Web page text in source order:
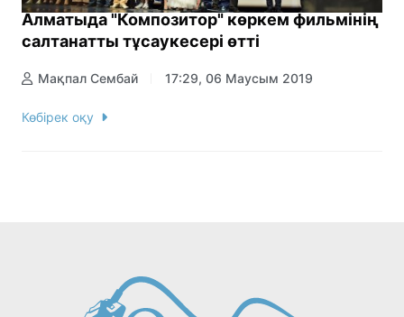
Алматыда "Композитор" көркем фильмінің
салтанатты тұсаукесері өтті
Мақпал Сембай 17:29, 06 Маусым 2019
Көбірек оқу